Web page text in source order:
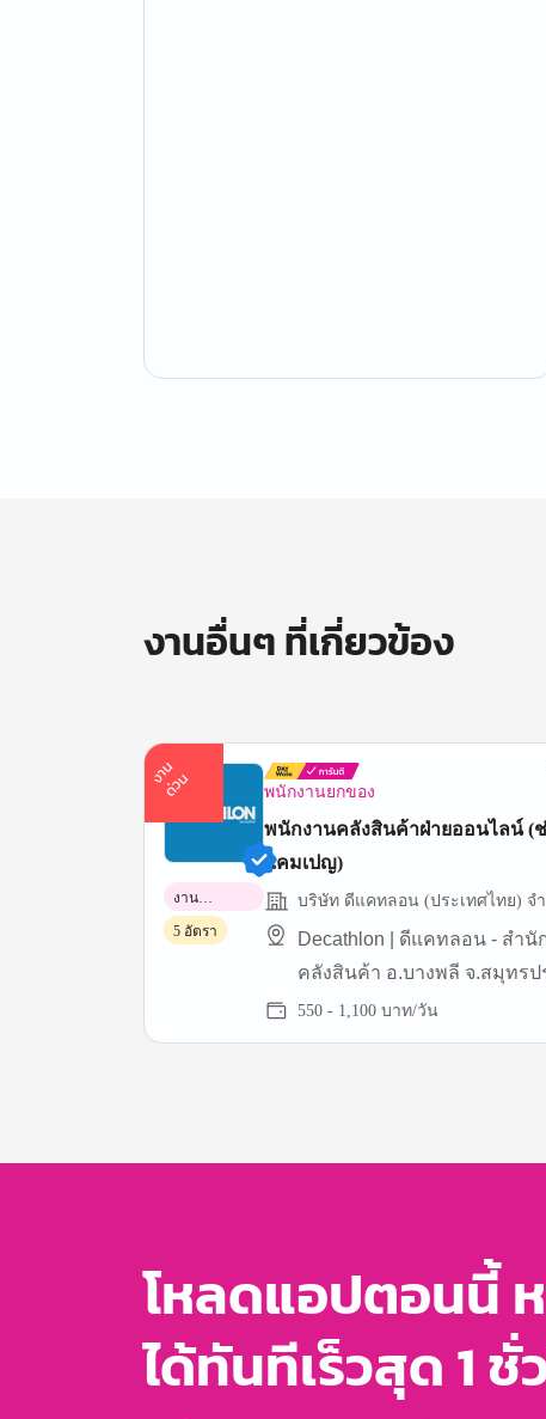
งานอื่นๆ ที่เกี่ยวข้อง
ง
า
น
ด่
ว
น พนักงานยกของ
พนักงานคลังสินค้าฝ่ายออนไลน์ (
แคมเปญ)
บริษัท ดีแคทลอน (ประเทศไทย) จ
Decathlon | ดีแคทลอน - สำนั
คลังสินค้า อ.บางพลี จ.สมุทรป
(บางนา กม.19)
550 - 1,100 บาท/วัน
งาน
พาร์ทไทม์
5 อัตรา
โหลดแอปตอนนี้
ได้ทันทีเร็วสุด 1 ชั่